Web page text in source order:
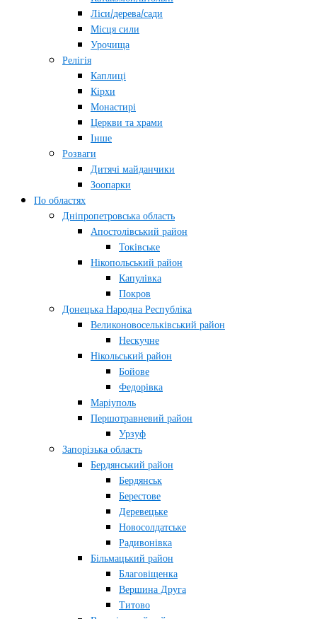
Ліси/дерева/сади
Місця сили
Урочища
Релігія
Каплиці
Кірхи
Монастирі
Церкви та храми
Інше
Розваги
Дитячі майданчики
Зоопарки
По областях
Дніпропетровська область
Апостолівський район
Токівське
Нікопольський район
Капулівка
Покров
Донецька Народна Республіка
Великоновосельківський район
Нескучне
Нікольський район
Бойове
Федорівка
Маріуполь
Першотравневий район
Урзуф
Запорізька область
Бердянський район
Бердянськ
Берестове
Деревецьке
Новосолдатське
Радивонівка
Більмацький район
Благовіщенка
Вершина Друга
Титово